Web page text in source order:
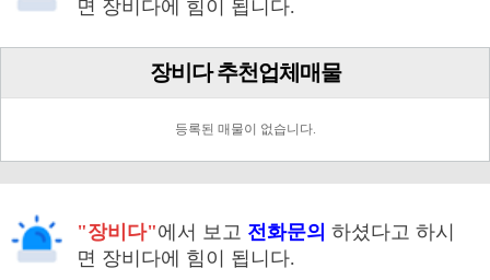
면 장비다에 힘이 됩니다.
장비다 추천업체매물
등록된 매물이 없습니다.
"장비다"에서 보고 전화문의 하셨다고 하시
면 장비다에 힘이 됩니다.